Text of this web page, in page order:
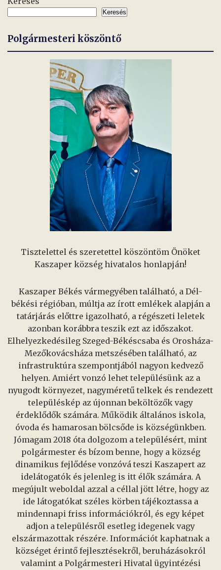
Keresés
Polgármesteri köszöntő
Tisztelettel és szeretettel köszöntöm Önöket
Kaszaper község hivatalos honlapján!
Kaszaper Békés vármegyében található, a Dél-
békési régióban, múltja az írott emlékek alapján a
tatárjárás előttre igazolható, a régészeti leletek
azonban korábbra teszik ezt az időszakot.
Elhelyezkedésileg Szeged-Békéscsaba és Orosháza-
Mezőkovácsháza metszésében található, az
infrastruktúra szempontjából nagyon kedvező
helyen. Amiért vonzó lehet településünk az a
nyugodt környezet, nagyméretű telkek és rendezett
településkép az újonnan beköltözők vagy
érdeklődők számára. Működik általános iskola,
óvoda és hamarosan bölcsőde is községünkben.
Jómagam 2018 óta dolgozom a településért, mint
polgármester és bízom benne, hogy a község
dinamikus fejlődése vonzóvá teszi Kaszapert az
idelátogatók és jelenleg is itt élők számára. A
megújult weboldal azzal a céllal jött létre, hogy az
ide látogatókat széles körben tájékoztassa a
mindennapi friss információkról, és egy képet
adjon a településről esetleg idegenek vagy
elszármazottak részére. Információt kaphatnak a
községet érintő fejlesztésekről, beruházásokról
valamint a Polgármesteri Hivatal ügyintézési